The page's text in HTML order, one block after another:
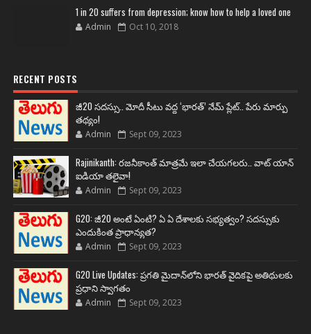
1 in 20 suffers from depression; know how to help a loved one
Admin Oct 10, 2018
RECENT POSTS
జీ20 సదస్సు.. మోదీ సీటు వద్ద ‘భారత్’ నేమ్ ప్లేట్‌.. పేరు మార్పు
తథ్యం!
Admin Sept 09, 2023
Rajinikanth: రజనీకాంత్ మాత్రమే ఇలా చేయగలరు.. వాట్ యాన్
ఐడియా తలైవా!
Admin Sept 09, 2023
G20: జీ20 అంటే ఏంటి? ఏ ఏ దేశాలకు సభ్యత్వం? సదస్సుకు
ఎందుకింత ప్రాధాన్యత?
Admin Sept 09, 2023
G20 Live Updates: ప్రగతి మైదాన్‌లోని భారత్ వైదికపై అతిథులకు
ప్రధాని స్వాగతం
Admin Sept 09, 2023